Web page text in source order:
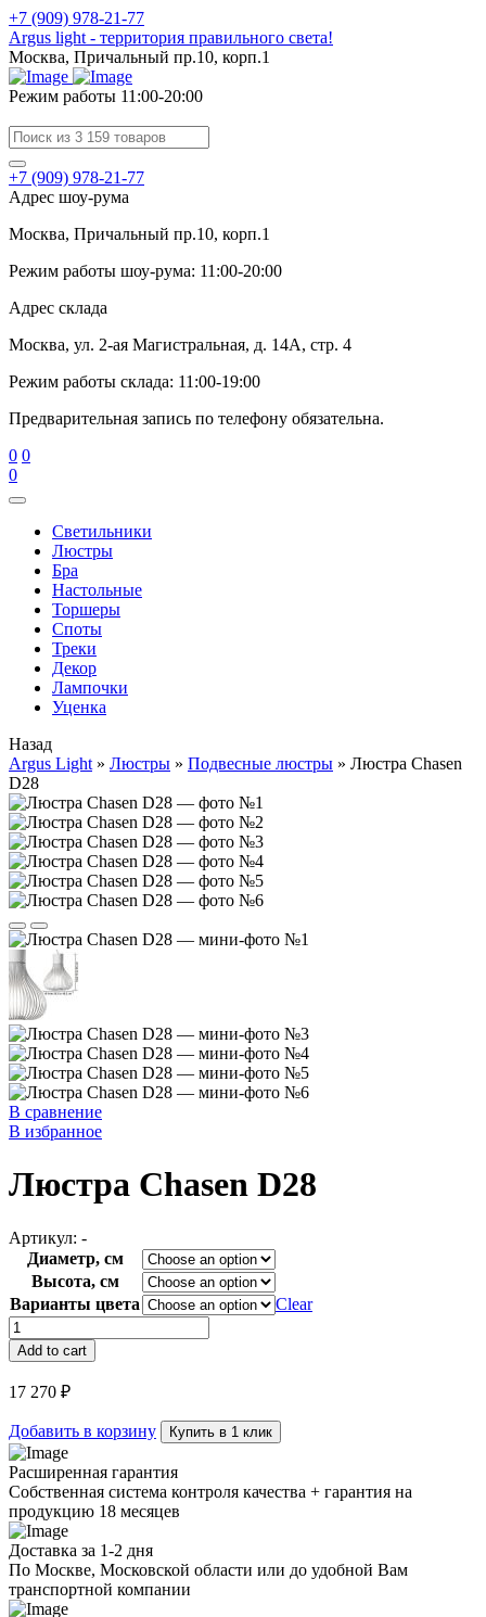
+7 (909) 978-21-77
Argus light - территория правильного света!
Москва, Причальный пр.10, корп.1
Режим работы 11:00-20:00
+7 (909) 978-21-77
Адрес шоу-рума
Москва, Причальный пр.10, корп.1
Режим работы шоу-рума: 11:00-20:00
Адрес склада
Москва, ул. 2-ая Магистральная, д. 14А, стр. 4
Режим работы склада: 11:00-19:00
Предварительная запись по телефону обязательна.
0 0
0
Cветильники
Люстры
Бра
Настольные
Торшеры
Споты
Треки
Декор
Лампочки
Уценка
Назад
Argus Light » Люстры » Подвесные люстры » Люстра Chasen
D28
В сравнение
В избранное
Люстра Chasen D28
Артикул: -
Диаметр, см
Высота, см
Варианты цвета
Clear
Люстра
Chasen
D28
quantity
Add to cart
17 270 ₽
Добавить в корзину Купить в 1 клик
Расширенная гарантия
Собственная система контроля качества + гарантия на
продукцию 18 месяцев
Доставка за 1-2 дня
По Москве, Московской области или до удобной Вам
транспортной компании